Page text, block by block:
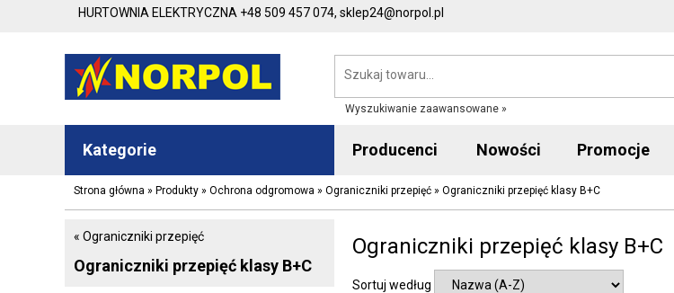
HURTOWNIA ELEKTRYCZNA +48 509 457 074, sklep24@norpol.pl
Wyszukiwanie zaawansowane »
Kategorie Producenci Nowości Promocje
Strona główna » Produkty » Ochrona odgromowa » Ograniczniki przepięć » Ograniczniki przepięć klasy B+C
« Ograniczniki przepięć
Ograniczniki przepięć klasy B+C
Ograniczniki przepięć klasy B+C
Sortuj według